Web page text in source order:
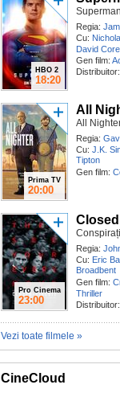
HBO 2
18:20
Superman
Regia:
Cu:
David
Gen film:
Distribuitor:
Prima TV
20:00
All
All
Regia:
Cu: J.K.
Tipton
Gen film:
Pro Cinema
23:00
Regia:
Cu: Eric
Broadbent
Gen film:
Thriller
Distribuitor:
Vezi toate filmele »
CineCloud